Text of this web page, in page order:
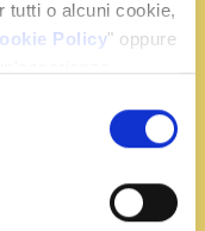
tutti o alcuni cookie,
Policy" oppure